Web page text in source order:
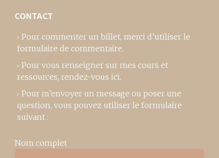
CONTACT
Pour commenter un billet, merci d’utiliser le
formulaire de commentaire.
Pour vous renseigner sur mes cours et
ressources, rendez-vous ici.
Pour m’envoyer un message ou poser une
question, vous pouvez utiliser le formulaire
suivant :
Nom complet